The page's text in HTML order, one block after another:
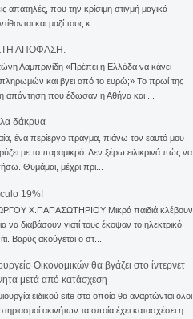
απατηλές, που την κρίσιμη στιγμή μαγικά
και μαζί τους κ...
ΑΠΟΦΑΣΗ.
Λαμπρινίδη «Πρέπει η Ελλάδα να κάνει
και βγει από το ευρώ;» Το πρωί της
η απάντηση που έδωσαν η Αθήνα και ...
δάκρυα
ένα περίεργο πράγμα, πιάνω τον εαυτό μου
με το παραμικρό. Δεν ξέρω ειλικρινά πώς να
Θυμάμαι, μέχρι πρι...
19%!
Χ.ΠΑΠΑΣΩΤΗΡΙΟΥ Μικρά παιδιά κλέβουν
να διαβάσουν γιατί τους έκοψαν το ηλεκτρικό
Βαρύς ακούγεται ο στ...
Οικονομικών θα βγάζει στο ίντερνετ
μετά από κατάσχεση
ειδικού site στο οποίο θα αναρτώνται όλοι
ακινήτων τα οποία έχει κατασχέσει η